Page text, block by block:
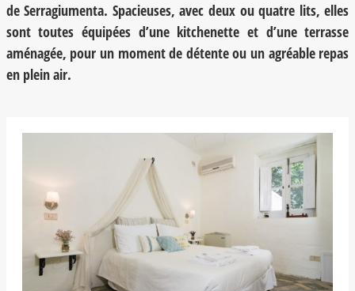
de Serragiumenta. Spacieuses, avec deux ou quatre lits, elles
sont toutes équipées d’une kitchenette et d’une terrasse
aménagée, pour un moment de détente ou un agréable repas
en plein air.